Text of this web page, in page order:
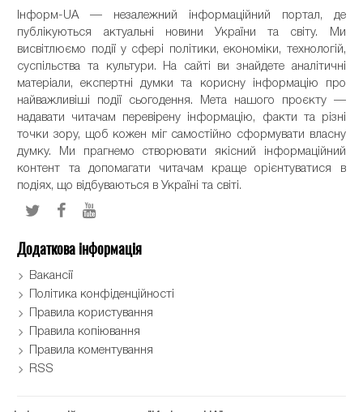
Інформ-UA — незалежний інформаційний портал, де
публікуються актуальні новини України та світу. Ми
висвітлюємо події у сфері політики, економіки, технологій,
суспільства та культури. На сайті ви знайдете аналітичні
матеріали, експертні думки та корисну інформацію про
найважливіші події сьогодення. Мета нашого проєкту —
надавати читачам перевірену інформацію, факти та різні
точки зору, щоб кожен міг самостійно сформувати власну
думку. Ми прагнемо створювати якісний інформаційний
контент та допомагати читачам краще орієнтуватися в
подіях, що відбуваються в Україні та світі.
Додаткова інформація
Вакансії
Політика конфіденційності
Правила користування
Правила копіювання
Правила коментування
RSS